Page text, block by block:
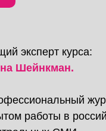
эксперт курса:
Шейнкман.
работы в